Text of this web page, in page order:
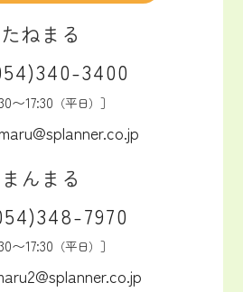
たねまる
3400
〜17:30 （平日）］
まんまる
7970
〜17:30 （平日）］